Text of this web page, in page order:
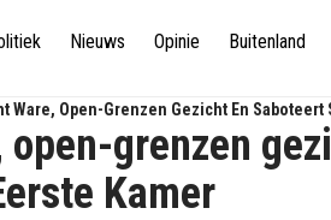
Nieuws Opinie Buitenland
Ware, Open-Grenzen Gezicht En
open-grenzen
Kamer